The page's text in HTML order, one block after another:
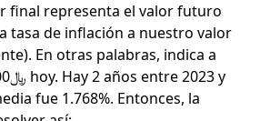
final representa el valor futuro
tasa de inflación a nuestro valor
En otras palabras, indica a
fue 1.768%. Entonces, la